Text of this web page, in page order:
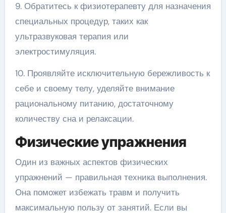
9. Обратитесь к физиотерапевту для назначения
специальных процедур, таких как
ультразвуковая терапия или
электростимуляция.
10. Проявляйте исключительную бережливость к
себе и своему телу, уделяйте внимание
рациональному питанию, достаточному
количеству сна и релаксации.
Физические упражнения
Один из важных аспектов физических
упражнений — правильная техника выполнения.
Она поможет избежать травм и получить
максимальную пользу от занятий. Если вы